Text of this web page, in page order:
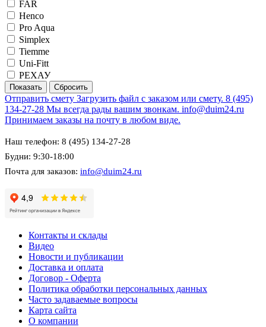
FAR
Henco
Pro Aqua
Simplex
Tiemme
Uni-Fitt
РЕХАУ
Отправить смету Загрузить файл с заказом или смету. 8 (495)
134-27-28 Мы всегда рады вашим звонкам. info@duim24.ru
Принимаем заказы на почту в любом виде.
Наш телефон: 8 (495) 134-27-28
Будни: 9:30-18:00
Почта для заказов: info@duim24.ru
Контакты и склады
Видео
Новости и публикации
Доставка и оплата
Договор - Оферта
Политика обработки персональных данных
Часто задаваемые вопросы
Карта сайта
О компании